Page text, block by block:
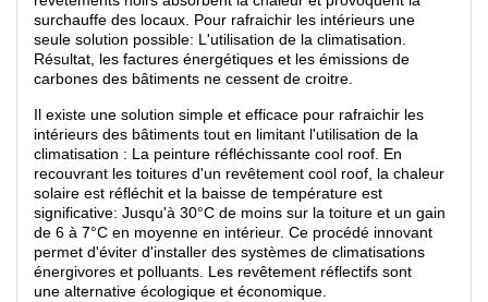
surchauffe des locaux. Pour rafraichir les intérieurs une
seule solution possible: L'utilisation de la climatisation.
Résultat, les factures énergétiques et les émissions de
carbones des bâtiments ne cessent de croitre.
Il existe une solution simple et efficace pour rafraichir les
intérieurs des bâtiments tout en limitant l'utilisation de la
climatisation : La peinture réfléchissante cool roof. En
recouvrant les toitures d'un revêtement cool roof, la chaleur
solaire est réfléchit et la baisse de température est
significative: Jusqu'à 30°C de moins sur la toiture et un gain
de 6 à 7°C en moyenne en intérieur. Ce procédé innovant
permet d'éviter d'installer des systèmes de climatisations
énergivores et polluants. Les revêtement réflectifs sont
une alternative écologique et économique.